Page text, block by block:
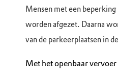
Mensen met een
worden afgezet. Daarna
van de parkeerplaatsen in
Met het openbaar vervoer